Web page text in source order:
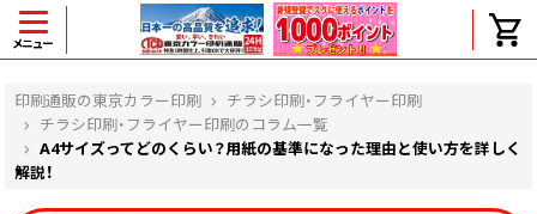
メニュー
印刷通販の東京カラー印刷
チラシ印刷・フライヤー印刷
チラシ印刷・フライヤー印刷のコラム一覧
A4サイズってどのくらい？用紙の基準になった理由と使い方を詳しく
解説！
ヘルプ